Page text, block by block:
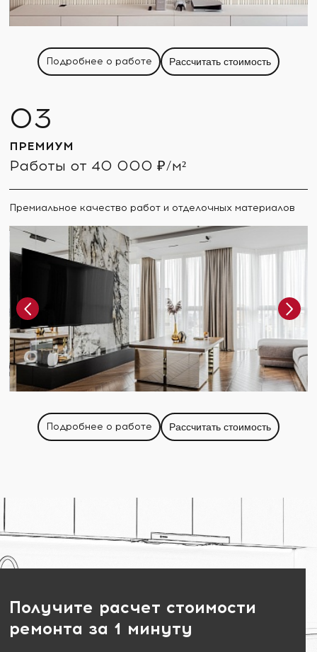
Подробнее о работе Рассчитать стоимость
ПРЕМИУМ
Работы от 40 000 ₽/м²
Премиальное качество работ и отделочных материалов
Подробнее о работе Рассчитать стоимость
Получите расчет стоимости
ремонта за 1 минуту